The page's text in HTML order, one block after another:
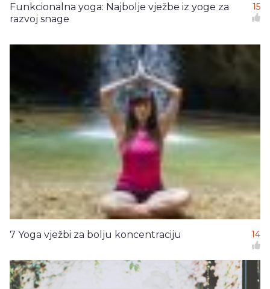
Funkcionalna yoga: Najbolje vježbe iz yoge za
razvoj snage
15
7 Yoga vježbi za bolju koncentraciju 14